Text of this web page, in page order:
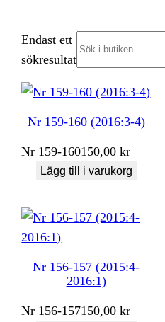
Endast ett
sökresultat
Nr 159-160 (2016:3-4)
Nr 159-160150,00kr
Lägg till i varukorg
Nr 156-157 (2015:4-
2016:1)
Nr 156-157150,00kr